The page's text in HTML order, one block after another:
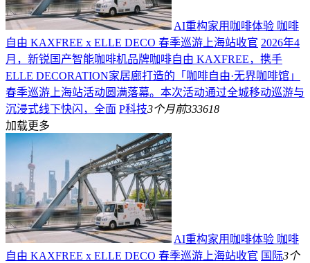
AI重构家用咖啡体验 咖啡
自由 KAXFREE x ELLE DECO 春季巡游上海站收官 2026年4
月，新锐国产智能咖啡机品牌咖啡自由 KAXFREE，携手
ELLE DECORATION家居廊打造的「咖啡自由·无界咖啡馆」
春季巡游上海站活动圆满落幕。本次活动通过全城移动巡游与
沉浸式线下快闪，全面 P科技3个月前333618
加载更多
AI重构家用咖啡体验 咖啡
自由 KAXFREE x ELLE DECO 春季巡游上海站收官 国际3个